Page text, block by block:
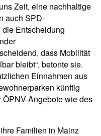
Zeit, eine nachhaltige
auch SPD-
Entscheidung
dass Mobilität
bleibt“, betonte sie.
Einnahmen aus
künftig
Angebote wie des